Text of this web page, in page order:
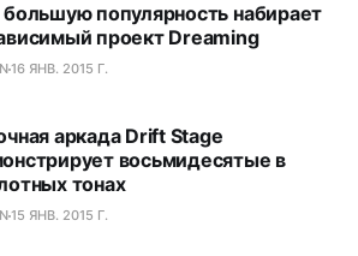
большую популярность набирает
проект Dreaming
16 ЯНВ. 2015 Г.
аркада Drift Stage
восьмидесятые в
тонах
15 ЯНВ. 2015 Г.